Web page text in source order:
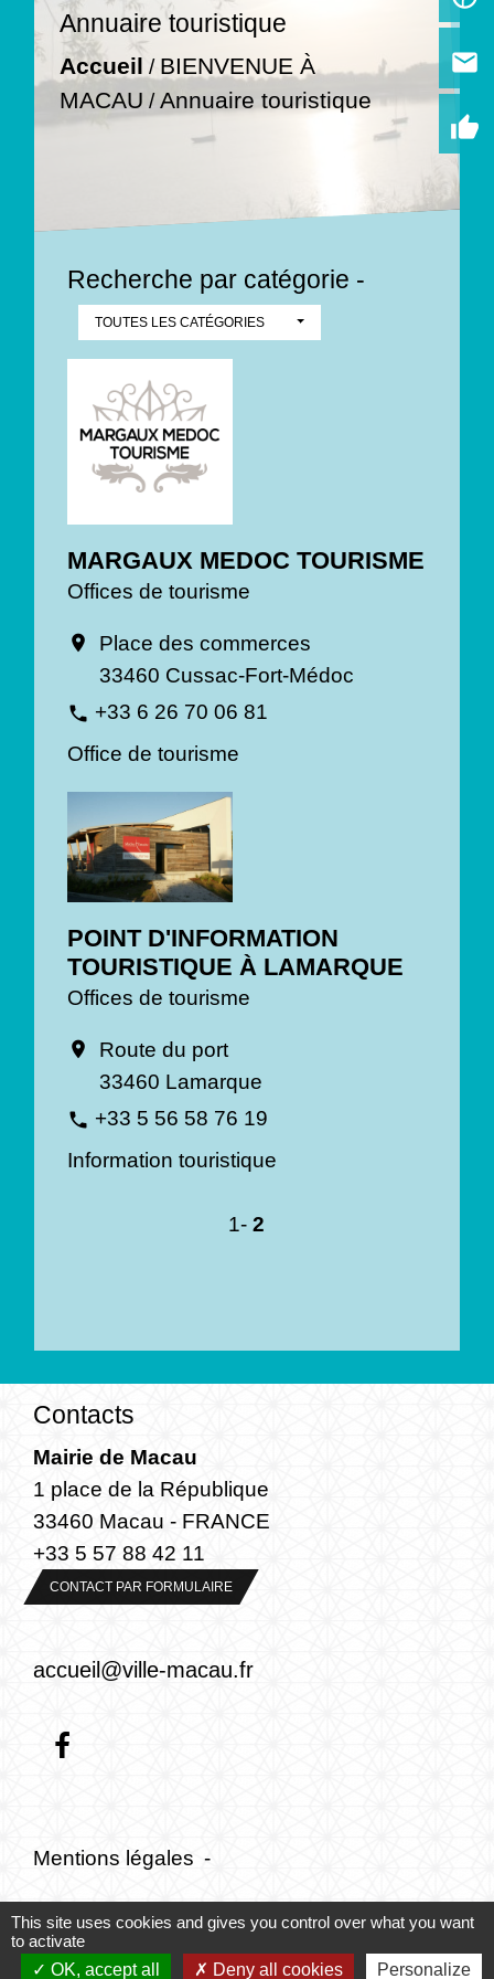
Annuaire touristique
Accueil / BIENVENUE À
MACAU /Annuaire touristique
Recherche par catégorie -
TOUTES LES CATÉGORIES
MARGAUX MEDOC TOURISME
Offices de tourisme
location_on
Place des commerces
33460 Cussac-Fort-Médoc
phone +33 6 26 70 06 81
Office de tourisme
POINT D'INFORMATION
TOURISTIQUE À LAMARQUE
Offices de tourisme
location_on
Route du port
33460 Lamarque
phone +33 5 56 58 76 19
Information touristique
1-2
email
thumb_up
Contacts
Mairie de Macau
1 place de la République
33460 Macau - FRANCE
+33 5 57 88 42 11
CONTACT PAR FORMULAIRE
accueil@ville-macau.fr
Mentions légales -
Politique de confidentialité - Accessibilité -
Plan du site - Gestion des cookies
This site uses cookies and gives you control over what you want
to activate
OK, accept all
Deny all cookies Personalize